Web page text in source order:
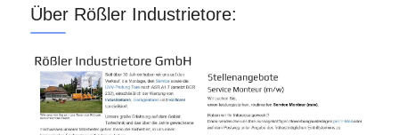
Über Rößler Industrietore: